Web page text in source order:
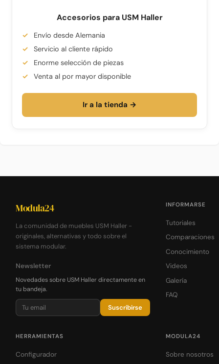
Accesorios para USM Haller
Envío desde Alemania
Servicio al cliente rápido
Enorme selección de piezas
Venta al por mayor disponible
Ir a la tienda →
Modula24
La comunidad de muebles USM Haller -
originales, alternativas y todo sobre el
sistema modular.
Newsletter
Novedades sobre USM Haller directamente en
tu bandeja.
Suscribirse
INFORMARSE
Tutoriales
Comparaciones
Conocimiento
Videos
Galería
FAQ
HERRAMIENTAS
Configurador
MODULA24
Sobre nosotros